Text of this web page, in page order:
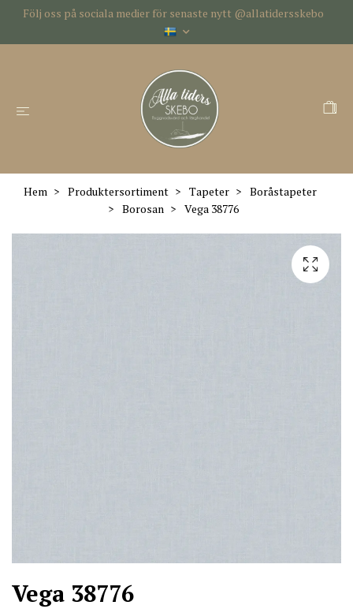
Följ oss på sociala medier för senaste nytt @allatidersskebo
Hem Produktersortiment Tapeter
Boråstapeter
Borosan
Vega 38776
Vega 38776